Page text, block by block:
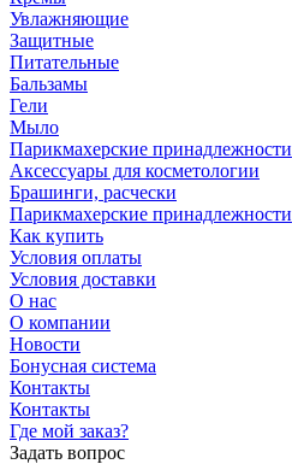
Увлажняющие
Защитные
Питательные
Бальзамы
Гели
Мыло
Парикмахерские принадлежности
Аксессуары для косметологии
Брашинги, расчески
Парикмахерские принадлежности
Как купить
Условия оплаты
Условия доставки
О нас
О компании
Новости
Бонусная система
Контакты
Контакты
Где мой заказ?
Задать вопрос